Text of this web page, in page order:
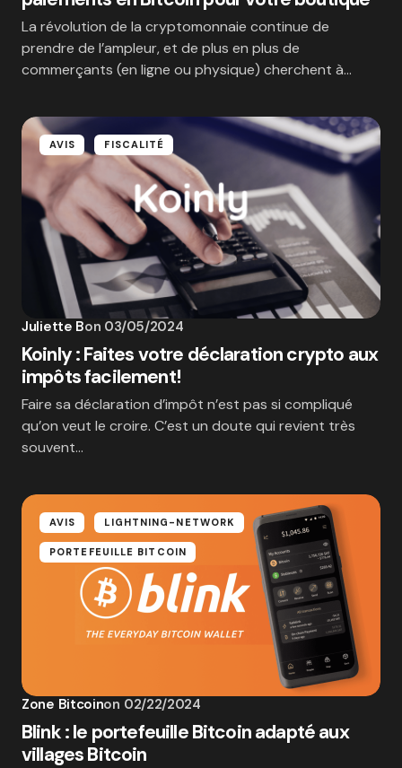
La révolution de la cryptomonnaie continue de
prendre de l’ampleur, et de plus en plus de
commerçants (en ligne ou physique) cherchent à…
AVIS FISCALITÉ
Juliette Bon 03/05/2024
Koinly : Faites votre déclaration crypto aux
impôts facilement!
Faire sa déclaration d’impôt n’est pas si compliqué
qu’on veut le croire. C’est un doute qui revient très
souvent…
AVIS LIGHTNING-NETWORK
PORTEFEUILLE BITCOIN
Zone Bitcoinon 02/22/2024
Blink : le portefeuille Bitcoin adapté aux
villages Bitcoin